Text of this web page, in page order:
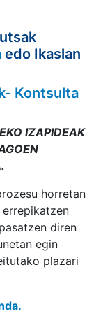
edo Ikaslan
Kontsulta
IZAPIDEAK
horretan
diren
egin
plazari